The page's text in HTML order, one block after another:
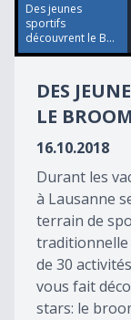
52
seconds
Des jeunes
sportifs
découvrent le B...
DES
LE
16.10.2018
Durant les
à Lausanne
terrain de
traditionnelle
de 30
vous fait
stars: le